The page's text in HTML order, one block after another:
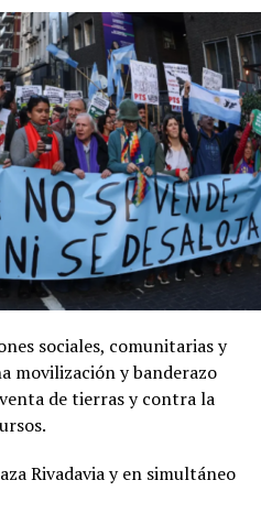
sociales, comunitarias y
movilización y banderazo
de tierras y contra la
Rivadavia y en simultáneo